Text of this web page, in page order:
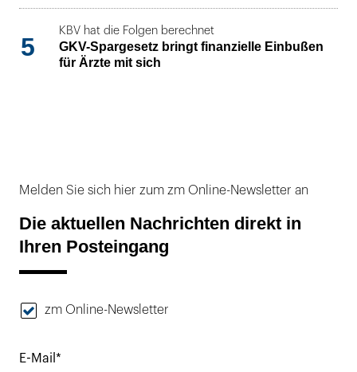
5
KBV hat die Folgen berechnet
GKV-Spargesetz bringt finanzielle Einbußen
für Ärzte mit sich
Melden Sie sich hier zum zm Online-Newsletter an
Die aktuellen Nachrichten direkt in
Ihren Posteingang
zm Online-Newsletter
E-Mail*